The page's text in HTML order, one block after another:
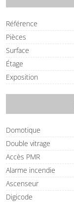
Référence
Pièces
Surface
Étage
Exposition
Domotique
Double vitrage
Accès PMR
Alarme incendie
Ascenseur
Digicode